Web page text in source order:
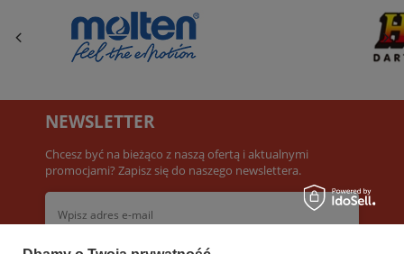
NEWSLETTER
Chcesz być na bieżąco z naszą ofertą i aktualnymi
promocjami? Zapisz się do naszego newslettera.